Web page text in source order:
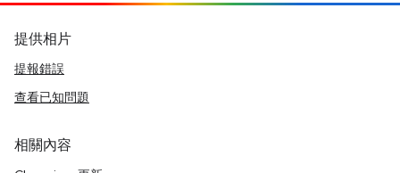
提供相片
提報錯誤
查看已知問題
相關內容